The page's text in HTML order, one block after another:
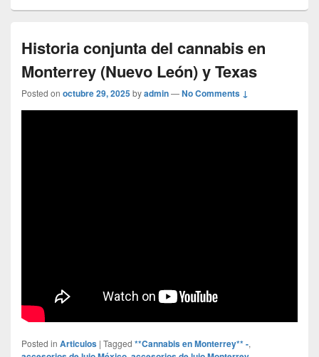
Historia conjunta del cannabis en
Monterrey (Nuevo León) y Texas
Posted on octubre 29, 2025byadmin—No Comments ↓
Posted in Articulos | Tagged **Cannabis en Monterrey** -,